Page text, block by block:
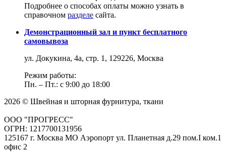
Подробнее о способах оплаты можно узнать в
справочном разделе сайта.
Демонстрационный зал и пункт бесплатного
самовывоза
ул. Докукина, 4а, стр. 1, 129226, Москва
Режим работы:
Пн. – Пт.: с 9:00 до 18:00
2026 © Швейная и шторная фурнитура, ткани
ООО "ПРОГРЕСС"
ОГРН: 1217700131956
125167 г. Москва МО Аэропорт ул. Планетная д.29 пом.I ком.1
офис 2